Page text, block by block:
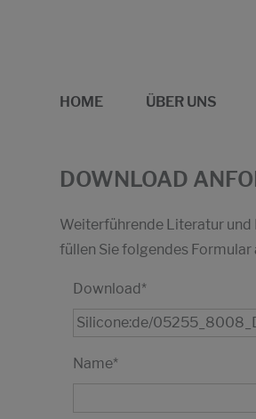
HOME ÜBER UNS
DOWNLOAD
Weiterführende Literatur
füllen Sie folgendes
Download*
Name*